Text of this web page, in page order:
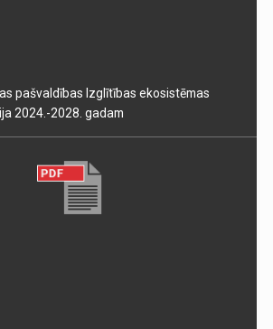
pašvaldības Izglītības ekosistēmas
2024.-2028. gadam